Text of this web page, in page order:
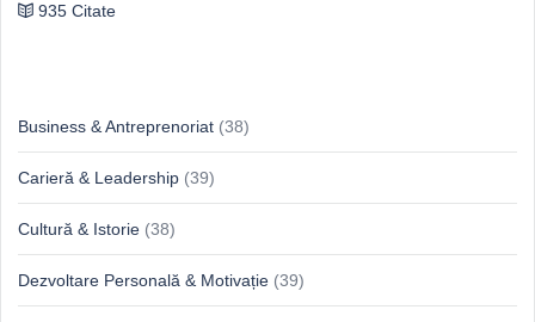
935 Citate
Business & Antreprenoriat (38)
Carieră & Leadership (39)
Cultură & Istorie (38)
Dezvoltare Personală & Motivație (39)